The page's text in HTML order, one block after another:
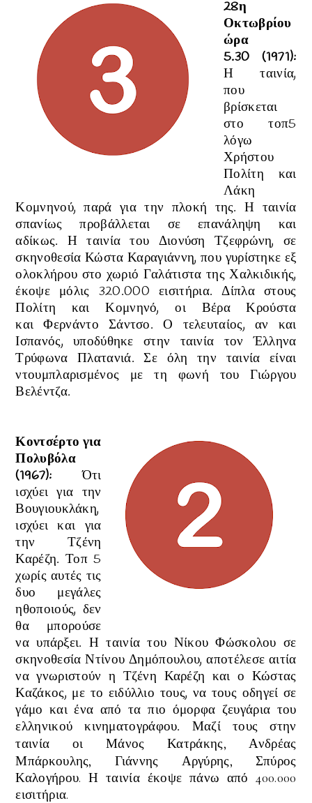
28η
Οκτωβρίου
ώρα
5.30 (1971):
Η ταινία,
που
βρίσκεται
στο τοπ5
λόγω
Χρήστου
Πολίτη και
Λάκη
Κομνηνού, παρά για την πλοκή της. Η ταινία
σπανίως προβάλλεται σε επανάληψη και
αδίκως. Η ταινία του Διονύση Τζεφρώνη, σε
σκηνοθεσία Κώστα Καραγιάννη, που γυρίστηκε εξ
ολοκλήρου στο χωριό Γαλάτιστα της Χαλκιδικής,
έκοψε μόλις 320.000 εισιτήρια. Δίπλα στους
Πολίτη και Κομνηνό, οι Βέρα Κρούστα
και Φερνάντο Σάντσο. Ο τελευταίος, αν και
Ισπανός, υποδύθηκε στην ταινία τον Έλληνα
Τρύφωνα Πλατανιά. Σε όλη την ταινία είναι
ντουμπλαρισμένος με τη φωνή του Γιώργου
Βελέντζα.
Κοντσέρτο για
Πολυβόλα
(1967):Ότι
ισχύει για την
Βουγιουκλάκη,
ισχύει και για
την Τζένη
Καρέζη. Τοπ 5
χωρίς αυτές τις
δυο μεγάλες
ηθοποιούς, δεν
θα μπορούσε
να υπάρξει. Η ταινία του Νίκου Φώσκολου σε
σκηνοθεσία Ντίνου Δημόπουλου, αποτέλεσε αιτία
να γνωριστούν η Τζένη Καρέζη και ο Κώστας
Καζάκος, με το ειδύλλιο τους, να τους οδηγεί σε
γάμο και ένα από τα πιο όμορφα ζευγάρια του
ελληνικού κινηματογράφου. Μαζί τους στην
ταινία οιΜάνος Κατράκης, Ανδρέας
Μπάρκουλης, Γιάννης Αργύρης, Σπύρος
Καλογήρου. Η ταινία έκοψε πάνω από 400.000
εισιτήρια.